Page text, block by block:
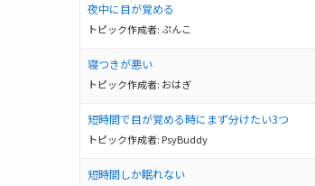
夜中に目が覚める
トピック作成者:ぷんこ
寝つきが悪い
トピック作成者: おはぎ
短時間で目が覚める時にまず分けたい3つ
トピック作成者: PsyBuddy
短時間しか眠れない